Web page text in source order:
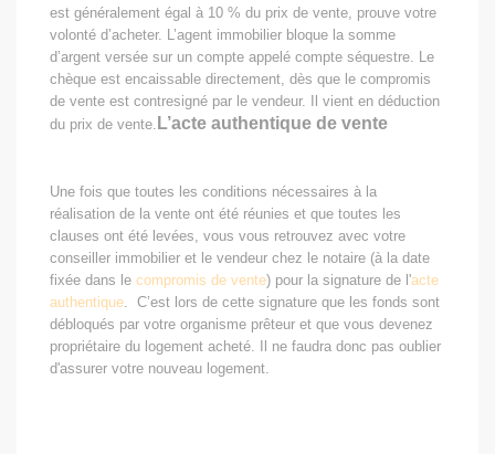
est généralement égal à 10 % du prix de vente, prouve votre
volonté d’acheter. L’agent immobilier bloque la somme
d’argent versée sur un compte appelé compte séquestre. Le
chèque est encaissable directement, dès que le compromis
de vente est contresigné par le vendeur. Il vient en déduction
du prix de vente. L’acte authentique de vente
Une fois que toutes les conditions nécessaires à la
réalisation de la vente ont été réunies et que toutes les
clauses ont été levées, vous vous retrouvez avec votre
conseiller immobilier et le vendeur chez le notaire (à la date
fixée dans le compromis de vente) pour la signature de l'acte
authentique. C’est lors de cette signature que les fonds sont
débloqués par votre organisme prêteur et que vous devenez
propriétaire du logement acheté. Il ne faudra donc pas oublier
d'assurer votre nouveau logement.